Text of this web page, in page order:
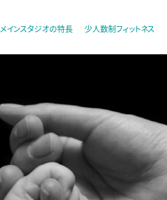
メインスタジオの特長 少人数制フィットネス